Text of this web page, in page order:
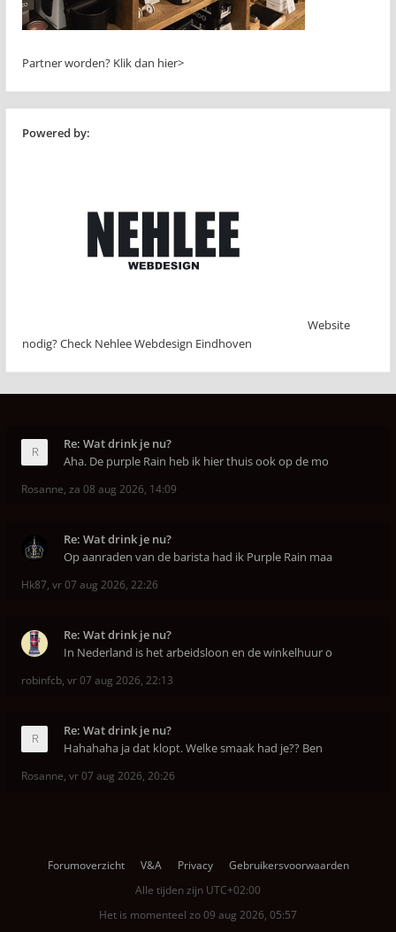
Partner worden? Klik dan hier>
Powered by:
Website
nodig? Check Nehlee Webdesign Eindhoven
Re: Wat drink je nu?
Aha. De purple Rain heb ik hier thuis ook op de mo
Rosanne, za 08 aug 2026, 14:09
Re: Wat drink je nu?
Op aanraden van de barista had ik Purple Rain maa
Hk87, vr 07 aug 2026, 22:26
Re: Wat drink je nu?
In Nederland is het arbeidsloon en de winkelhuur o
robinfcb, vr 07 aug 2026, 22:13
Re: Wat drink je nu?
Hahahaha ja dat klopt. Welke smaak had je?? Ben
Rosanne, vr 07 aug 2026, 20:26
Forumoverzicht V&A Privacy
Gebruikersvoorwaarden
Alle tijden zijn UTC+02:00
Het is momenteel zo 09 aug 2026, 05:57